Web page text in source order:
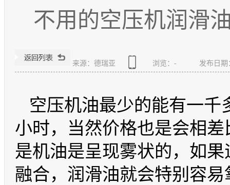
不用的空压机润滑
来源：德瑞亚 浏览： - 发布日期
空压机油最少的能有一千
小时，当然价格也是会相
是机油是呈现雾状的，如
融合，润滑油就会特别容